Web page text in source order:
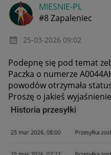
MIESNIE-PL
#8 Zapaleniec
‎25-03-2026 09:02
Podepnę się pod temat
Paczka o numerze
powodów otrzymała
Proszę o jakieś